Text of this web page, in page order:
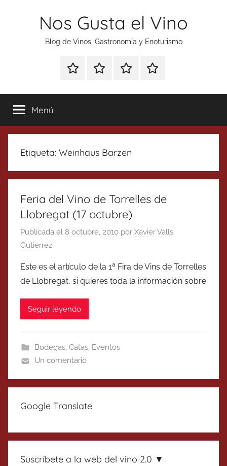
Nos Gusta el Vino
Blog de Vinos, Gastronomía y Enoturismo
Especial
Tonics
Enoturismo
Gastronomía
RankingContacto
Menú
Etiqueta: Weinhaus Barzen
Feria del Vino de Torrelles de
Llobregat (17 octubre)
Publicada el 8 octubre, 2010 por Xavier Valls
Gutierrez
Este es el artículo de la 1ª Fira de Vins de Torrelles
de Llobregat, si quieres toda la información sobre
Seguir leyendo
Bodegas, Catas, Eventos
Un comentario
Google Translate
Suscríbete a la web del vino 2.0 ▼